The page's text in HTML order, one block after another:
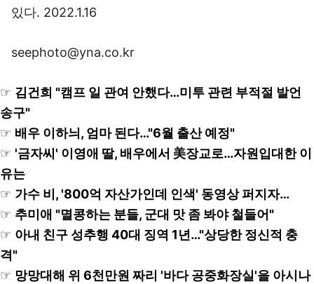
있다. 2022.1.16
seephoto@yna.co.kr
☞ 김건희 "캠프 일 관여 안했다…미투 관련 부적절 발언
송구"
☞ 배우 이하늬, 엄마 된다…"6월 출산 예정"
☞ '금자씨' 이영애 딸, 배우에서 美장교로…자원입대한 이
유는
☞ 가수 비, '800억 자산가인데 인색' 동영상 퍼지자…
☞ 추미애 "멸콩하는 분들, 군대 맛 좀 봐야 철들어"
☞ 아내 친구 성추행 40대 징역 1년…"상당한 정신적 충
격"
☞ 망망대해 위 6천만원 짜리 '바다 공중화장실'을 아시나